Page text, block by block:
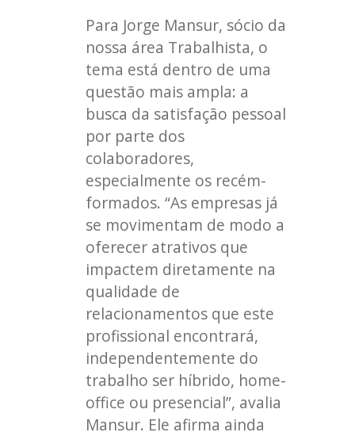
Para Jorge Mansur, sócio da
nossa área Trabalhista, o
tema está dentro de uma
questão mais ampla: a
busca da satisfação pessoal
por parte dos
colaboradores,
especialmente os recém-
formados. “As empresas já
se movimentam de modo a
oferecer atrativos que
impactem diretamente na
qualidade de
relacionamentos que este
profissional encontrará,
independentemente do
trabalho ser híbrido, home-
office ou presencial”, avalia
Mansur. Ele afirma ainda